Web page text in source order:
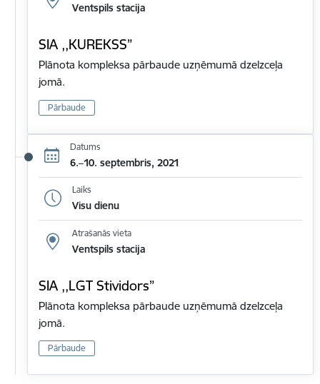
Ventspils stacija
SIA ,,KUREKSS”
Plānota kompleksa pārbaude uzņēmumā dzelzceļa
jomā.
Pārbaude
Datums
6.–10. septembris, 2021
Laiks
Visu dienu
Atrašanās vieta
Ventspils stacija
SIA ,,LGT Stividors”
Plānota kompleksa pārbaude uzņēmumā dzelzceļa
jomā.
Pārbaude